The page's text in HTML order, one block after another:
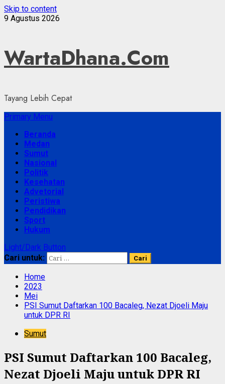
Skip to content
9 Agustus 2026
WartaDhana.Com
Tayang Lebih Cepat
Primary Menu
Beranda
Medan
Sumut
Nasional
Politik
Kesehatan
Advetorial
Peristiwa
Pendidikan
Sport
Hukum
Light/Dark Button
Cari untuk:
Home
2023
Mei
PSI Sumut Daftarkan 100 Bacaleg, Nezat Djoeli Maju
untuk DPR RI
Sumut
PSI Sumut Daftarkan 100 Bacaleg,
Nezat Djoeli Maju untuk DPR RI